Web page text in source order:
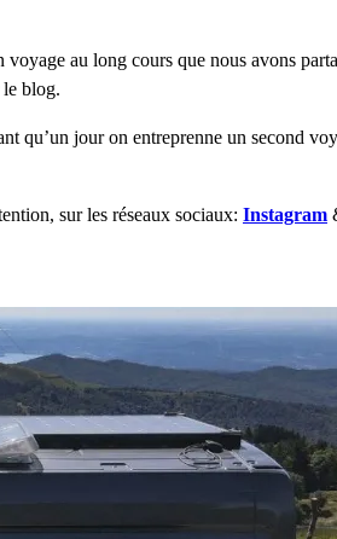
au long cours que nous avons
le blog.
qu’un jour on entreprenne un second
sur les réseaux sociaux: Instagram